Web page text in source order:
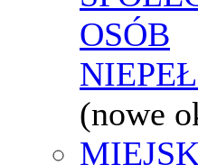
OSÓB
(nowe